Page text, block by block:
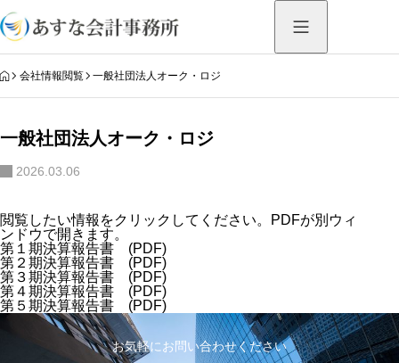
HOME
会社情報閲覧 一般社団法人オーク・ロジ
一般社団法人オーク・ロジ
2026.03.06
閲覧したい情報をクリックしてください。PDFが別ウィ
ンドウで開きます。
第１期決算報告書 (PDF)
第２期決算報告書 (PDF)
第３期決算報告書 (PDF)
第４期決算報告書 (PDF)
第５期決算報告書 (PDF)
お気軽にお問い合わせください